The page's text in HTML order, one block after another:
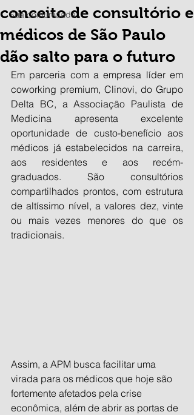
Sua comunidade
conceito de consultório e
médicos de São Paulo
dão salto para o futuro
Em parceria com a empresa líder em
coworking premium, Clinovi, do Grupo
Delta BC, a Associação Paulista de
Medicina apresenta excelente
oportunidade de custo-benefício aos
médicos já estabelecidos na carreira,
aos residentes e aos recém-
graduados. São consultórios
compartilhados prontos, com estrutura
de altíssimo nível, a valores dez, vinte
ou mais vezes menores do que os
tradicionais.
Assim, a APM busca facilitar uma
virada para os médicos que hoje são
fortemente afetados pela crise
econômica, além de abrir as portas de